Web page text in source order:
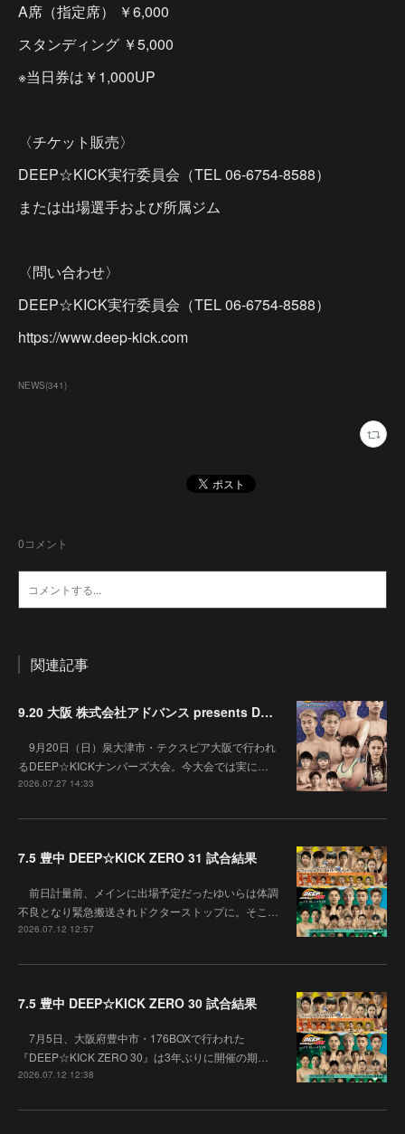
A席（指定席） ￥6,000
スタンディング ￥5,000
※当日券は￥1,000UP
〈チケット販売〉
DEEP☆KICK実行委員会（TEL 06-6754-8588）
または出場選手および所属ジム
〈問い合わせ〉
DEEP☆KICK実行委員会（TEL 06-6754-8588）
https://www.deep-kick.com
NEWS(341)
0コメント
関連記事
9.20 大阪 株式会社アドバンス presents DEEP☆KICK 79･80 7月の準決勝を勝ち抜いた6名による-53kg･-65kg･QUEEN-46kgと3つの王座決定戦の開催が決定！
9月20日（日）泉大津市・テクスピア大阪で行われ
るDEEP☆KICKナンバーズ大会。今大会では実に…
2026.07.27 14:33
7.5 豊中 DEEP☆KICK ZERO 31 試合結果
前日計量前、メインに出場予定だったゆいらは体調
不良となり緊急搬送されドクターストップに。そこ…
2026.07.12 12:57
7.5 豊中 DEEP☆KICK ZERO 30 試合結果
7月5日、大阪府豊中市・176BOXで行われた
『DEEP☆KICK ZERO 30』は3年ぶりに開催の期…
2026.07.12 12:38